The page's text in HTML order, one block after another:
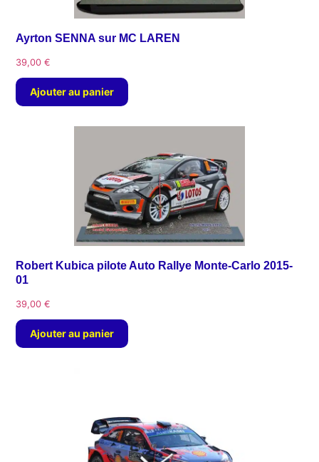
Ayrton SENNA sur MC LAREN
39,00 €
Ajouter au panier
Robert Kubica pilote Auto Rallye Monte-Carlo 2015-
01
39,00 €
Ajouter au panier